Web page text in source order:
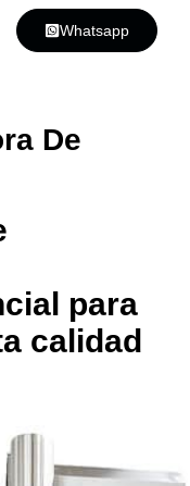
Whatsapp
De
para
calidad